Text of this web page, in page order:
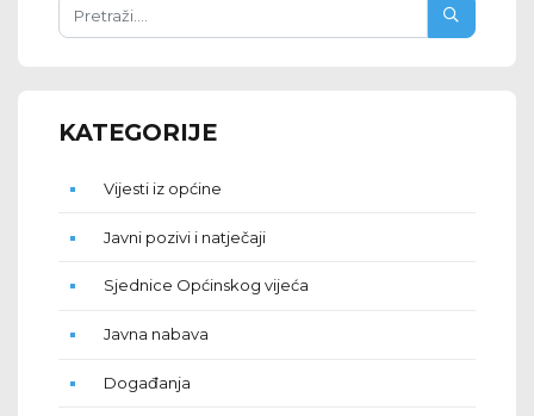
KATEGORIJE
Vijesti iz općine
Javni pozivi i natječaji
Sjednice Općinskog vijeća
Javna nabava
Događanja